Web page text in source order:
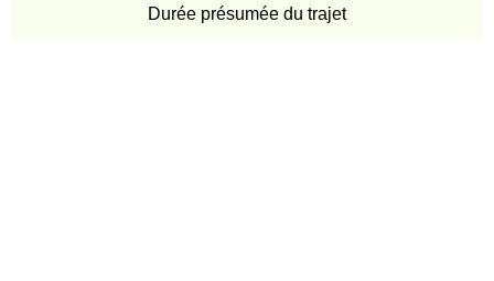
Durée présumée du trajet